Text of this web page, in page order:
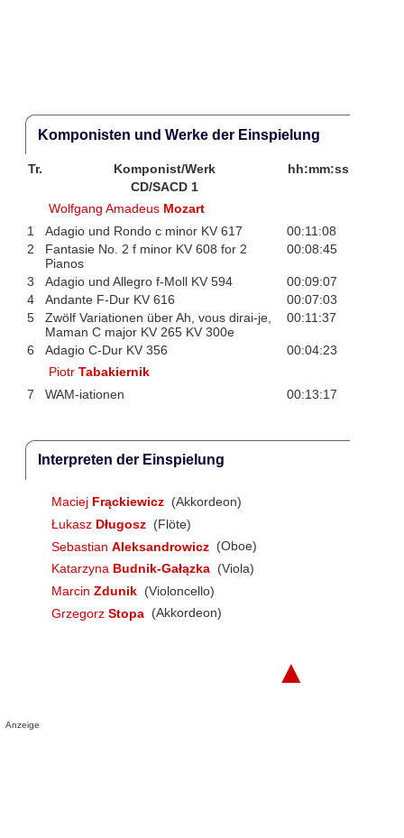
Komponisten und Werke der Einspielung
Tr. Komponist/Werk
hh:mm:ss
CD/SACD 1
Wolfgang Amadeus Mozart
1
Adagio und Rondo c minor KV 617
00:11:08
2
Fantasie No. 2 f minor KV 608 for 2
Pianos
00:08:45
3 Adagio und Allegro f-Moll KV 594
00:09:07
4
Andante F-Dur KV 616
00:07:03
5
Zwölf Variationen über Ah, vous dirai-je,
Maman C major KV 265 KV 300e
00:11:37
6 Adagio C-Dur KV 356
00:04:23
PiotrTabakiernik
7
WAM-iationen 00:13:17
Interpreten der Einspielung
Maciej Frąckiewicz (Akkordeon)
Łukasz Długosz (Flöte)
Sebastian Aleksandrowicz (Oboe)
Katarzyna Budnik-Gałązka (Viola)
Marcin Zdunik (Violoncello)
Grzegorz Stopa (Akkordeon)
▲
Anzeige